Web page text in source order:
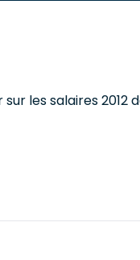
les salaires